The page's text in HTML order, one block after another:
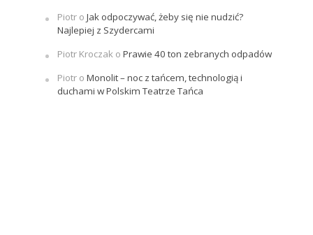
Piotro Jak odpoczywać, żeby się nie nudzić?
Najlepiej z Szydercami
Piotr Kroczako Prawie 40 ton zebranych odpadów
Piotro Monolit – noc z tańcem, technologią i
duchami w Polskim Teatrze Tańca